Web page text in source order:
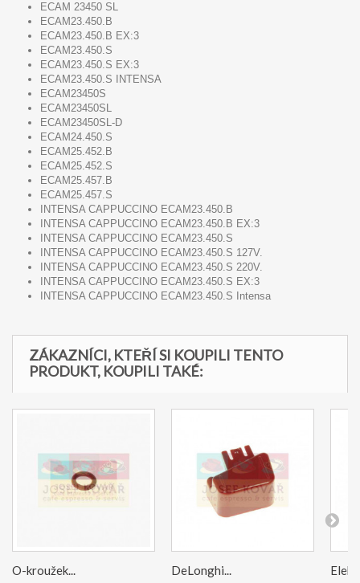
ECAM 23450 SL
ECAM23.450.B
ECAM23.450.B EX:3
ECAM23.450.S
ECAM23.450.S EX:3
ECAM23.450.S INTENSA
ECAM23450S
ECAM23450SL
ECAM23450SL-D
ECAM24.450.S
ECAM25.452.B
ECAM25.452.S
ECAM25.457.B
ECAM25.457.S
INTENSA CAPPUCCINO ECAM23.450.B
INTENSA CAPPUCCINO ECAM23.450.B EX:3
INTENSA CAPPUCCINO ECAM23.450.S
INTENSA CAPPUCCINO ECAM23.450.S 127V.
INTENSA CAPPUCCINO ECAM23.450.S 220V.
INTENSA CAPPUCCINO ECAM23.450.S EX:3
INTENSA CAPPUCCINO ECAM23.450.S Intensa
ZÁKAZNÍCI, KTEŘÍ SI KOUPILI TENTO
PRODUKT, KOUPILI TAKÉ:
O-kroužek... DeLonghi...